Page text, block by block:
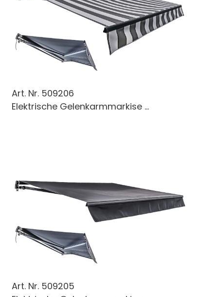
Art. Nr. 509206
Elektrische Gelenkarmmarkise ...
Art. Nr. 509205